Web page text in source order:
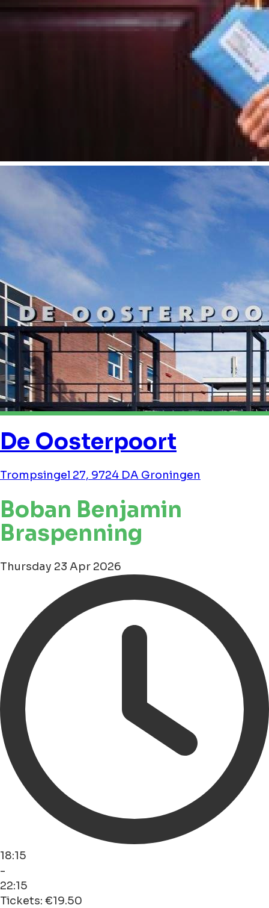
De Oosterpoort
Trompsingel 27, 9724 DA Groningen
Boban Benjamin
Braspenning
Thursday 23 Apr 2026
18:15
-
22:15
Tickets: €19.50